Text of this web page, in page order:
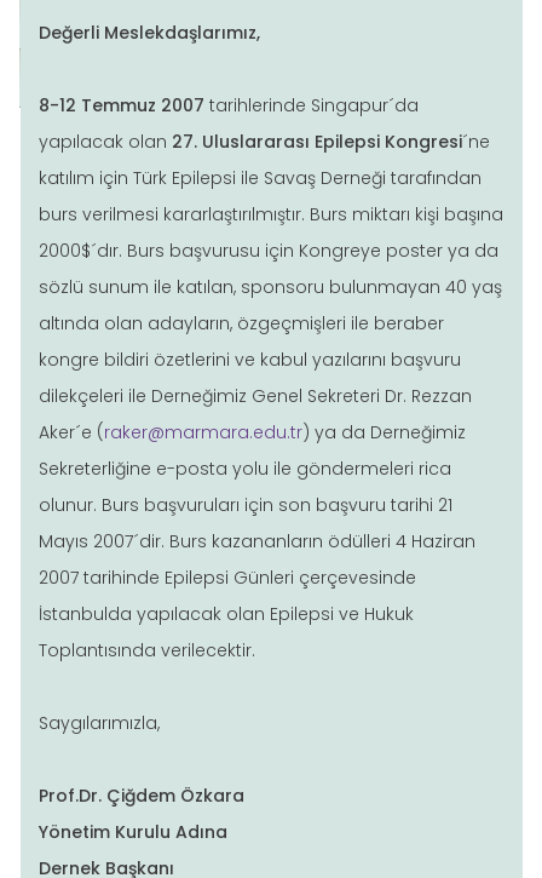
Yayıncılık Politikaları
Değerli Meslekdaşlarımız,
8-12 Temmuz 2007 tarihlerinde Singapur´da
yapılacak olan 27. Uluslararası Epilepsi Kongresi´ne
katılım için Türk Epilepsi ile Savaş Derneği tarafından
burs verilmesi kararlaştırılmıştır. Burs miktarı kişi başına
2000$´dır. Burs başvurusu için Kongreye poster ya da
sözlü sunum ile katılan, sponsoru bulunmayan 40 yaş
altında olan adayların, özgeçmişleri ile beraber
kongre bildiri özetlerini ve kabul yazılarını başvuru
dilekçeleri ile Derneğimiz Genel Sekreteri Dr. Rezzan
Aker´e (raker@marmara.edu.tr) ya da Derneğimiz
Sekreterliğine e-posta yolu ile göndermeleri rica
olunur. Burs başvuruları için son başvuru tarihi 21
Mayıs 2007´dir. Burs kazananların ödülleri 4 Haziran
2007 tarihinde Epilepsi Günleri çerçevesinde
İstanbulda yapılacak olan Epilepsi ve Hukuk
Toplantısında verilecektir.
Saygılarımızla,
Prof.Dr. Çiğdem Özkara
Yönetim Kurulu Adına
Dernek Başkanı